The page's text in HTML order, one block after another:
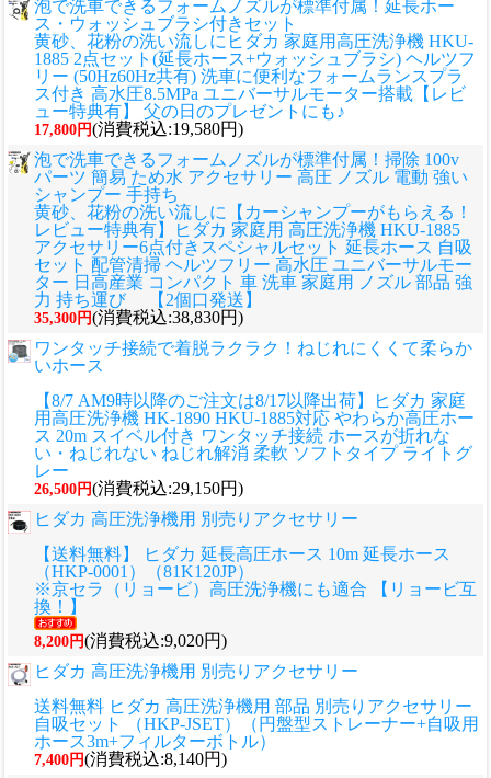
泡で洗車できるフォームノズルが標準付属！延長ホー
ス・ウォッシュブラシ付きセット
黄砂、花粉の洗い流しに ヒダカ 家庭用高圧洗浄機 HKU-
1885 2点セット(延長ホース+ウォッシュブラシ) ヘルツフ
リー (50Hz60Hz共有) 洗車に便利なフォームランスプラ
ス付き 高水圧8.5MPa ユニバーサルモーター搭載【レビ
ュー特典有】 父の日のプレゼントにも♪
17,800円(消費税込:19,580円)
泡で洗車できるフォームノズルが標準付属！掃除 100v
パーツ 簡易 ため水 アクセサリー 高圧 ノズル 電動 強い
シャンプー 手持ち
黄砂、花粉の洗い流しに
【カーシャンプーがもらえる！
レビュー特典有】ヒダカ 家庭用 高圧洗浄機 HKU-1885
アクセサリー6点付きスペシャルセット 延長ホース 自吸
セット 配管清掃 ヘルツフリー 高水圧 ユニバーサルモー
ター 日高産業 コンパクト 車 洗車 家庭用 ノズル 部品 強
力 持ち運び 【2個口発送】
35,300円(消費税込:38,830円)
ワンタッチ接続で着脱ラクラク！ねじれにくくて柔らか
いホース
【8/7 AM9時以降のご注文は8/17以降出荷】ヒダカ 家庭
用高圧洗浄機 HK-1890 HKU-1885対応 やわらか高圧ホー
ス 20m スイベル付き ワンタッチ接続 ホースが折れな
い・ねじれない ねじれ解消 柔軟 ソフトタイプ ライトグ
レー
26,500円(消費税込:29,150円)
ヒダカ 高圧洗浄機用 別売りアクセサリー
【送料無料】 ヒダカ 延長高圧ホース 10m 延長ホース
（HKP-0001）（81K120JP）
※京セラ（リョービ）高圧洗浄機にも適合 【リョービ互
換！】
8,200円(消費税込:9,020円)
ヒダカ 高圧洗浄機用 別売りアクセサリー
送料無料 ヒダカ 高圧洗浄機用 部品 別売りアクセサリー
自吸セット （HKP-JSET）（円盤型ストレーナー+自吸用
ホース3m+フィルターボトル）
7,400円(消費税込:8,140円)